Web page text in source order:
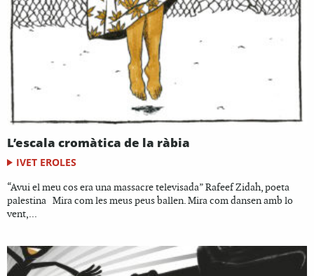
L’escala cromàtica de la ràbia
IVET EROLES
“Avui el meu cos era una massacre televisada” Rafeef Zidah, poeta
palestina Mira com les meus peus ballen. Mira com dansen amb lo
vent,...